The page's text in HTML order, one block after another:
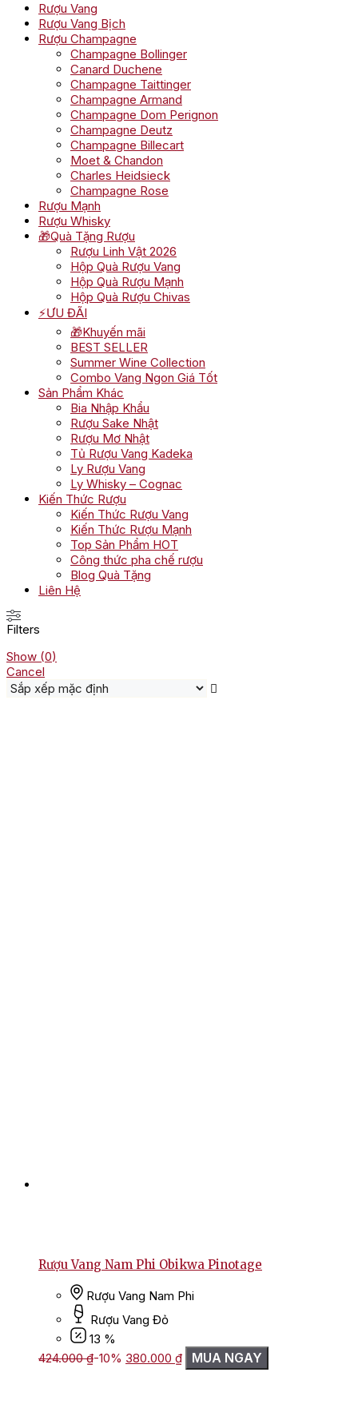
Rượu Vang
Rượu Vang Bịch
Rượu Champagne
Champagne Bollinger
Canard Duchene
Champagne Taittinger
Champagne Armand
Champagne Dom Perignon
Champagne Deutz
Champagne Billecart
Moet & Chandon
Charles Heidsieck
Champagne Rose
Rượu Mạnh
Rượu Whisky
🎁Quà Tặng Rượu
Rượu Linh Vật 2026
Hộp Quà Rượu Vang
Hộp Quà Rượu Mạnh
Hộp Quà Rượu Chivas
⚡ƯU ĐÃI
🎁Khuyến mãi
BEST SELLER
Summer Wine Collection
Combo Vang Ngon Giá Tốt
Sản Phẩm Khác
Bia Nhập Khẩu
Rượu Sake Nhật
Rượu Mơ Nhật
Tủ Rượu Vang Kadeka
Ly Rượu Vang
Ly Whisky – Cognac
Kiến Thức Rượu
Kiến Thức Rượu Vang
Kiến Thức Rượu Mạnh
Top Sản Phẩm HOT
Công thức pha chế rượu
Blog Quà Tặng
Liên Hệ
Filters
Show (0)
Cancel
Rượu Vang Nam Phi Obikwa Pinotage
Rượu Vang Nam Phi
Rượu Vang Đỏ
13 %
424.000₫-10% Giá
gốc
380.000 ₫Giá
hiện
MUA NGAY